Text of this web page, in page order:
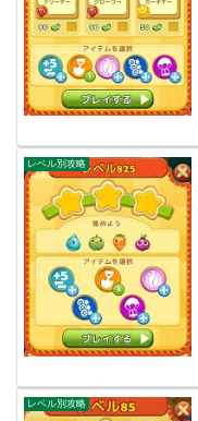
レベル別攻略
レベル別攻略